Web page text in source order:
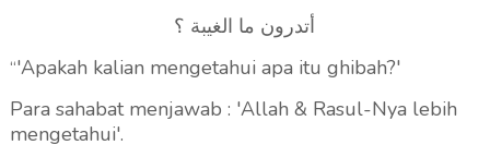
أتدرون ما الغيبة ؟
“'Apakah kalian mengetahui apa itu ghibah?'
Para sahabat menjawab : 'Allah & Rasul-Nya lebih
mengetahui'.